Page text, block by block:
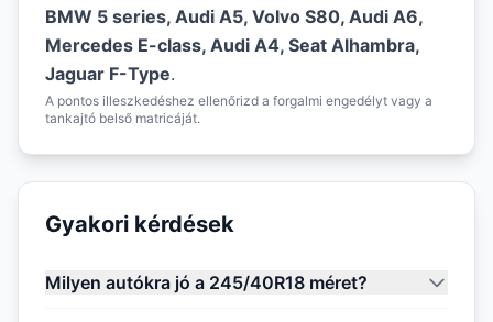
BMW 5 series, Audi A5, Volvo S80, Audi A6,
Mercedes E-class, Audi A4, Seat Alhambra,
Jaguar F-Type.
A pontos illeszkedéshez ellenőrizd a forgalmi engedélyt vagy a
tankajtó belső matricáját.
Gyakori kérdések
Milyen autókra jó a 245/40R18 méret?